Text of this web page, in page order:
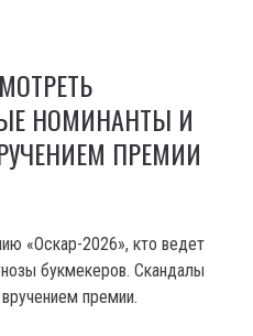
НОМИНАНТЫ И
ПРЕМИИ
«Оскар-2026», кто ведет
букмекеров. Скандалы
премии.